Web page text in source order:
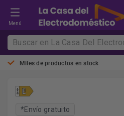
Menú
Miles de productos en stock
*Envío gratuito